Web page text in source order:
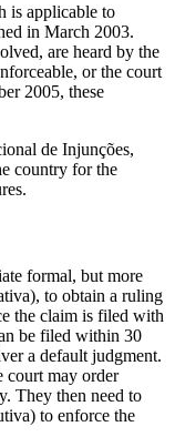
is applicable to
in March 2003.
are heard by the
or the court
2005, these
de Injunções,
country for the
formal, but more
to obtain a ruling
the claim is filed with
be filed within 30
a default judgment.
court may order
They then need to
to enforce the